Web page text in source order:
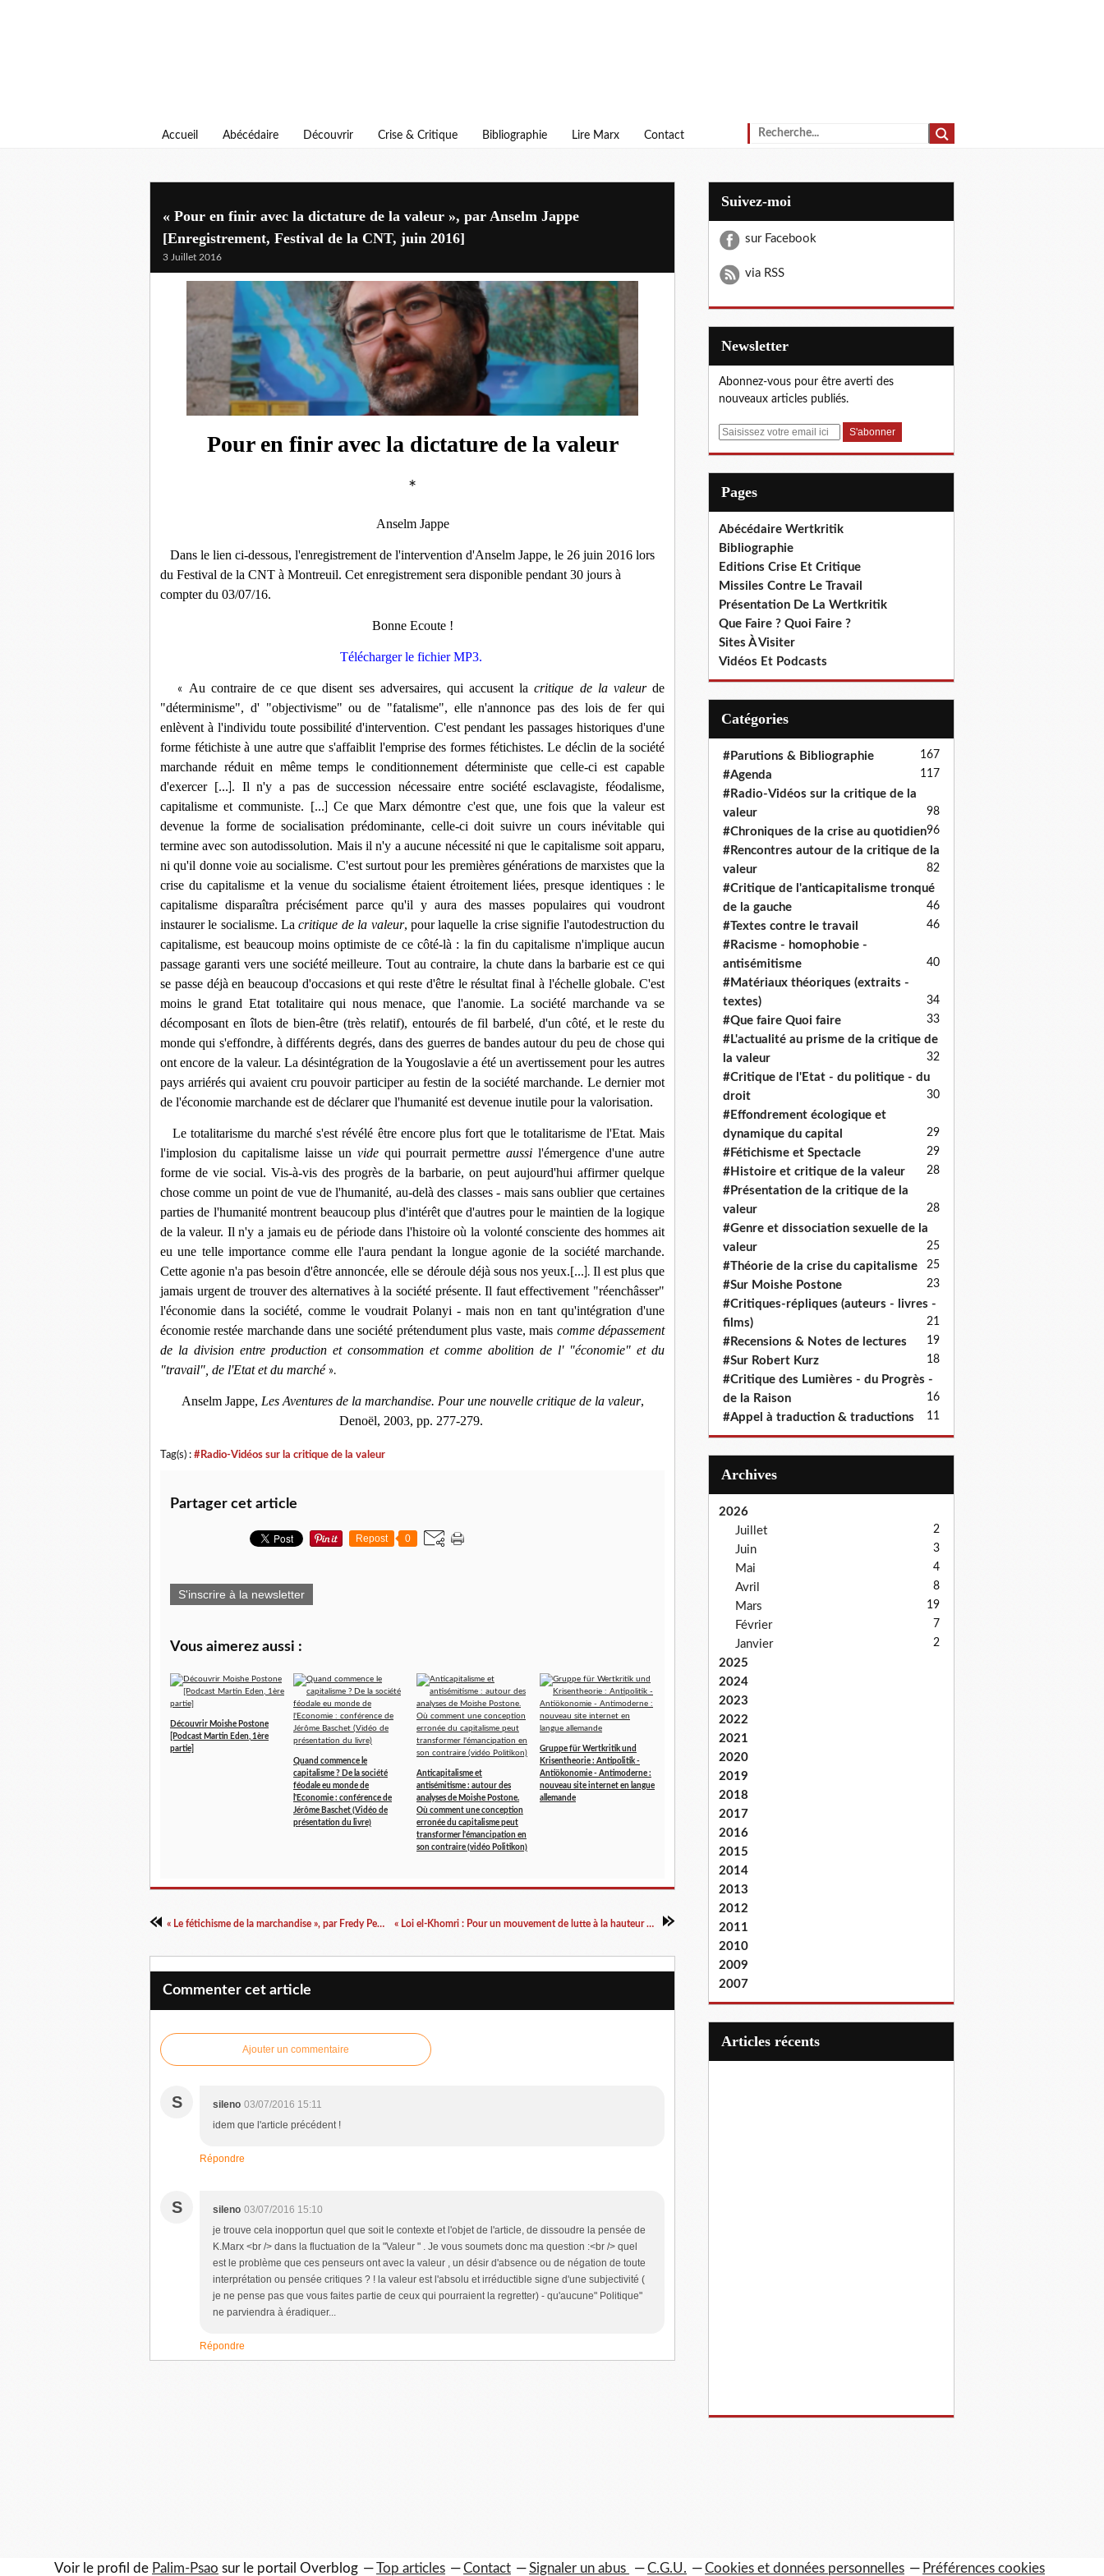
Accueil Abécédaire Découvrir Crise & Critique Bibliographie Lire Marx Contact
« Pour en finir avec la dictature de la valeur », par Anselm Jappe
[Enregistrement, Festival de la CNT, juin 2016]
3 Juillet 2016
Pour en finir avec la dictature de la valeur
*
Anselm Jappe
Dans le lien ci-dessous, l'enregistrement de l'intervention d'Anselm Jappe, le 26 juin 2016 lors
du Festival de la CNT à Montreuil. Cet enregistrement sera disponible pendant 30 jours à
compter du 03/07/16.
Bonne Ecoute !
Télécharger le fichier MP3.
« Au contraire de ce que disent ses adversaires, qui accusent lacritique de la valeurde
"déterminisme", d' "objectivisme" ou de "fatalisme", elle n'annonce pas des lois de fer qui
enlèvent à l'individu toute possibilité d'intervention. C'est pendant les passages historiques d'une
forme fétichiste à une autre que s'affaiblit l'emprise des formes fétichistes. Le déclin de la société
marchande réduit en même temps le conditionnement déterministe que celle-ci est capable
d'exercer [... . Il n'y a pas de succession nécessaire entre société esclavagiste, féodalisme,
capitalisme et communiste. [...
Ce que Marx démontre c'est que, une fois que la valeur est
devenue la forme de socialisation prédominante, celle-ci doit suivre un cours inévitable qui
termine avec son autodissolution. Mais il n'y a aucune nécessité ni que le capitalisme soit apparu,
ni qu'il donne voie au socialisme. C'est surtout pour les premières générations de marxistes que la
crise du capitalisme et la venue du socialisme étaient étroitement liées, presque identiques : le
capitalisme disparaîtra précisément parce qu'il y aura des masses populaires qui voudront
instaurer le socialisme. Lacritique de la valeur, pour laquelle la crise signifie l'autodestruction du
capitalisme, est beaucoup moins optimiste de ce côté-là : la fin du capitalisme n'implique aucun
passage garanti vers une société meilleure. Tout au contraire, la chute dans la barbarie est ce qui
se passe déjà en beaucoup d'occasions et qui reste d'être le résultat final à l'échelle globale. C'est
moins le grand Etat totalitaire qui nous menace, que l'anomie. La société marchande va se
décomposant en îlots de bien-être (très relatif), entourés de fil barbelé, d'un côté, et le reste du
monde qui s'effondre, à différents degrés, dans des guerres de bandes autour du peu de chose qui
ont encore de la valeur. La désintégration de la Yougoslavie a été un avertissement pour les autres
pays arriérés qui avaient cru pouvoir participer au festin de la société marchande. Le dernier mot
de l'économie marchande est de déclarer que l'humanité est devenue inutile pour la valorisation.
Le totalitarisme du marché s'est révélé être encore plus fort que le totalitarisme de l'Etat.Mais
l'implosion du capitalisme laisse un videqui pourrait permettreaussi l'émergence d'une autre
forme de vie social. Vis-à-vis des progrès de la barbarie, on peut aujourd'hui affirmer quelque
chose comme un point de vue de l'humanité, au-delà des classes - mais sans oublier que certaines
parties de l'humanité montrent beaucoup plus d'intérêt que d'autres pour le maintien de la logique
de la valeur. Il n'y a jamais eu de période dans l'histoire où la volonté consciente des hommes ait
eu une telle importance comme elle l'aura pendant la longue agonie de la société marchande.
Cette agonie n'a pas besoin d'être annoncée, elle se déroule déjà sous nos yeux.[... ].Il est plus que
jamais urgent de trouver des alternatives à la société présente. Il faut effectivement "réenchâsser"
l'économie dans la société, comme le voudrait Polanyi - mais non en tant qu'intégration d'une
économie restée marchande dans une société prétendument plus vaste, mais comme dépassement
de la division entre production et consommation et comme abolition de l' "économie" et du
"travail", de l'Etat et du marché ».
Anselm Jappe, Les Aventures de la marchandise. Pour une nouvelle critique de la valeur,
Denoël, 2003, pp. 277-279.
Tag(s) : #Radio-Vidéos sur la critique de la valeur
Partager cet article
Repost 0
S'inscrire à la newsletter
Vous aimerez aussi :
Découvrir Moishe Postone
[Podcast Martin Eden, 1ère
partie]
Quand commence le
capitalisme ? De la société
féodale eu monde de
l'Economie : conférence de
Jérôme Baschet (Vidéo de
présentation du livre)
Anticapitalisme et
antisémitisme : autour des
analyses de Moishe Postone.
Où comment une conception
erronée du capitalisme peut
transformer l'émancipation en
son contraire (vidéo Politikon)
Gruppe für Wertkritik und
Krisentheorie : Antipolitik -
Antiökonomie - Antimoderne :
nouveau site internet en langue
allemande
« Le fétichisme de la marchandise », par Fredy Perlman (introduction à Roubine) « Loi el-Khomri : Pour un mouvement de lutte à la hauteur du scandale », par Benoit Bohy-Bunel
Commenter cet article
Ajouter un commentaire
S sileno 03/07/2016 15:11
idem que l'article précédent !
Répondre
S sileno 03/07/2016 15:10
je trouve cela inopportun quel que soit le contexte et l'objet de l'article, de dissoudre la pensée de
K.Marx <br /> dans la fluctuation de la "Valeur " . Je vous soumets donc ma question :<br /> quel
est le problème que ces penseurs ont avec la valeur , un désir d'absence ou de négation de toute
interprétation ou pensée critiques ? ! la valeur est l'absolu et irréductible signe d'une subjectivité (
je ne pense pas que vous faites partie de ceux qui pourraient la regretter) - qu'aucune" Politique"
ne parviendra à éradiquer...
Répondre
Suivez-moi
sur Facebook
via RSS
Newsletter
Abonnez-vous pour être averti des
nouveaux articles publiés.
E
Pages
Abécédaire Wertkritik
Bibliographie
Editions Crise Et Critique
Missiles Contre Le Travail
Présentation De La Wertkritik
Que Faire ? Quoi Faire ?
Sites À Visiter
Vidéos Et Podcasts
Catégories
#Parutions & Bibliographie 167
#Agenda 117
#Radio-Vidéos sur la critique de la
valeur
98
#Chroniques de la crise au quotidien96
#Rencontres autour de la critique de la
valeur
82
#Critique de l'anticapitalisme tronqué
de la gauche
46
#Textes contre le travail 46
#Racisme - homophobie -
antisémitisme
40
#Matériaux théoriques (extraits -
textes)
34
#Que faire Quoi faire 33
#L'actualité au prisme de la critique de
la valeur
32
#Critique de l'Etat - du politique - du
droit
30
#Effondrement écologique et
dynamique du capital
29
#Fétichisme et Spectacle 29
#Histoire et critique de la valeur 28
#Présentation de la critique de la
valeur
28
#Genre et dissociation sexuelle de la
valeur
25
#Théorie de la crise du capitalisme 25
#Sur Moishe Postone 23
#Critiques-répliques (auteurs - livres -
films)
21
#Recensions & Notes de lectures 19
#Sur Robert Kurz 18
#Critique des Lumières - du Progrès -
de la Raison
16
#Appel à traduction & traductions 11
Archives
2026
Juillet
2
Juin 3
Mai 4
Avril 8
Mars 19
Février 7
Janvier 2
2025
2024
2023
2022
2021
2020
2019
2018
2017
2016
2015
2014
2013
2012
2011
2010
2009
2007
articles récents
Voir le profil de Palim-Psao sur le portail Overblog Top articles Contact Signaler un abus C.G.U. Cookies et données personnelles Préférences cookies